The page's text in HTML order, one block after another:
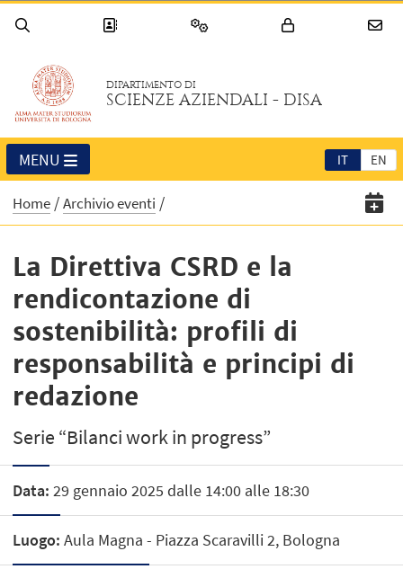
DIPARTIMENTO DI
SCIENZE AZIENDALI - DISA
IT EN
MENU
Home Archivio eventi
La Direttiva CSRD e la
rendicontazione di
sostenibilità: profili di
responsabilità e principi di
redazione
Serie “Bilanci work in progress”
Data: 29 gennaio 2025 dalle 14:00 alle 18:30
Luogo: Aula Magna - Piazza Scaravilli 2, Bologna